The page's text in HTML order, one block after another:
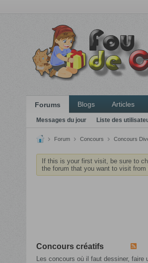
Forums Blogs Articles
Messages du jour Liste des
Forum Concours Concours
If this is your first visit, be sure to
the forum that you want to visit from
Concours créatifs
Les concours où il faut dessiner, faire